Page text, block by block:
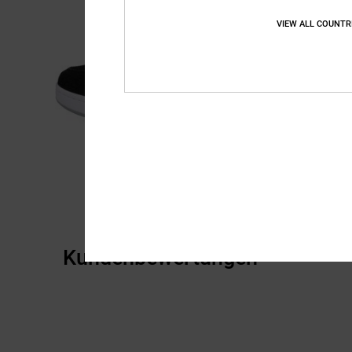
Kundenbewertungen
VIEW ALL